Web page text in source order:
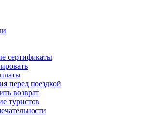
сертификаты
перед поездкой
возврат
туристов